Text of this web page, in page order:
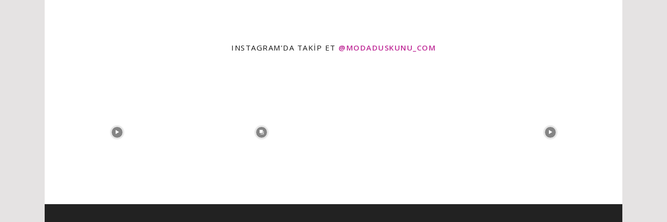
INSTAGRAM'DA TAKIP ET @MODADUSKUNU_COM